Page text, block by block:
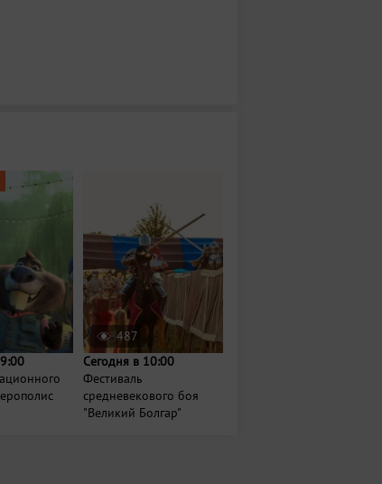
487
Сегодня в 10:00
Фестиваль
средневекового боя
"Великий Болгар"